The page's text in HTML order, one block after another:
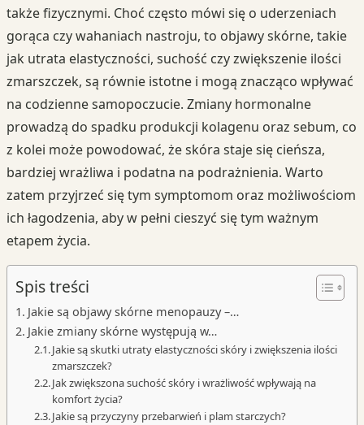
także fizycznymi. Choć często mówi się o uderzeniach
gorąca czy wahaniach nastroju, to objawy skórne, takie
jak utrata elastyczności, suchość czy zwiększenie ilości
zmarszczek, są równie istotne i mogą znacząco wpływać
na codzienne samopoczucie. Zmiany hormonalne
prowadzą do spadku produkcji kolagenu oraz sebum, co
z kolei może powodować, że skóra staje się cieńsza,
bardziej wrażliwa i podatna na podrażnienia. Warto
zatem przyjrzeć się tym symptomom oraz możliwościom
ich łagodzenia, aby w pełni cieszyć się tym ważnym
etapem życia.
Spis treści
Jakie są objawy skórne menopauzy –…
Jakie zmiany skórne występują w…
Jakie są skutki utraty elastyczności skóry i zwiększenia ilości
zmarszczek?
Jak zwiększona suchość skóry i wrażliwość wpływają na
komfort życia?
Jakie są przyczyny przebarwień i plam starczych?